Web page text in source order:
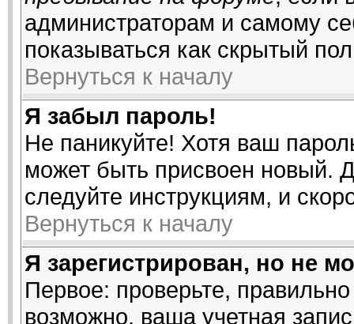
администраторам и самому
показываться как скрытый
Вернуться к началу
Я забыл пароль!
Не паникуйте! Хотя ваш
может быть присвоен новый.
следуйте инструкциям, и
Вернуться к началу
Я зарегистрирован, но не
Первое: проверьте,
возможно, ваша учетная